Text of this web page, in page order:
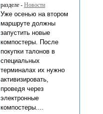
разделе - Новости
Уже осенью на втором
маршруте должны
запустить новые
компостеры. После
покупки талонов в
специальных
терминалах их нужно
активизировать,
проведя через
электронные
компостеры....